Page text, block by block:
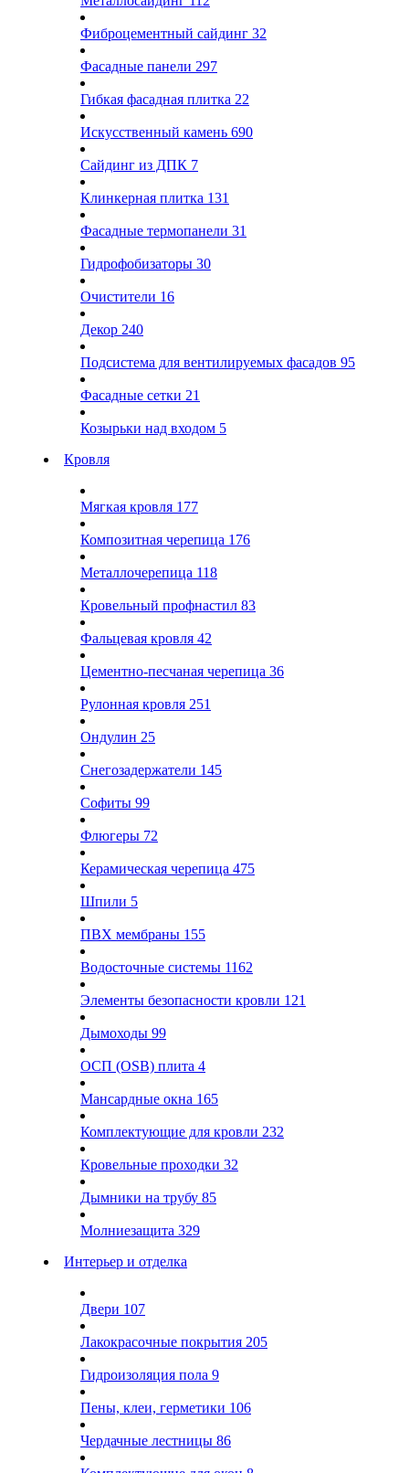
Фиброцементный сайдинг 32
Фасадные панели 297
Гибкая фасадная плитка 22
Искусственный камень 690
Сайдинг из ДПК 7
Клинкерная плитка 131
Фасадные термопанели 31
Гидрофобизаторы 30
Очистители 16
Декор 240
Подсистема для вентилируемых фасадов 95
Фасадные сетки 21
Козырьки над входом 5
Кровля
Мягкая кровля 177
Композитная черепица 176
Металлочерепица 118
Кровельный профнастил 83
Фальцевая кровля 42
Цементно-песчаная черепица 36
Рулонная кровля 251
Ондулин 25
Снегозадержатели 145
Софиты 99
Флюгеры 72
Керамическая черепица 475
Шпили 5
ПВХ мембраны 155
Водосточные системы 1162
Элементы безопасности кровли 121
Дымоходы 99
ОСП (OSB) плита 4
Мансардные окна 165
Комплектующие для кровли 232
Кровельные проходки 32
Дымники на трубу 85
Молниезащита 329
Интерьер и отделка
Двери 107
Лакокрасочные покрытия 205
Гидроизоляция пола 9
Пены, клеи, герметики 106
Чердачные лестницы 86